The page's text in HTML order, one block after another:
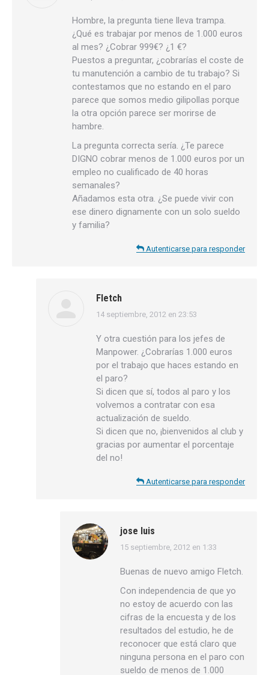
Hombre, la pregunta tiene lleva trampa.
¿Qué es trabajar por menos de 1.000 euros
al mes? ¿Cobrar 999€? ¿1 €?
Puestos a preguntar, ¿cobrarías el coste de
tu manutención a cambio de tu trabajo? Si
contestamos que no estando en el paro
parece que somos medio gilipollas porque
la otra opción parece ser morirse de
hambre.
La pregunta correcta sería. ¿Te parece
DIGNO cobrar menos de 1.000 euros por un
empleo no cualificado de 40 horas
semanales?
Añadamos esta otra. ¿Se puede vivir con
ese dinero dignamente con un solo sueldo
y familia?
Autenticarse para responder
Fletch
dice:
14 septiembre, 2012 en 23:53
Y otra cuestión para los jefes de
Manpower. ¿Cobrarías 1.000 euros
por el trabajo que haces estando en
el paro?
Si dicen que sí, todos al paro y los
volvemos a contratar con esa
actualización de sueldo.
Si dicen que no, ¡bienvenidos al club y
gracias por aumentar el porcentaje
del no!
Autenticarse para responder
jose luis
dice:
15 septiembre, 2012 en 1:33
Buenas de nuevo amigo Fletch.
Con independencia de que yo
no estoy de acuerdo con las
cifras de la encuesta y de los
resultados del estudio, he de
reconocer que está claro que
ninguna persona en el paro con
sueldo de menos de 1.000